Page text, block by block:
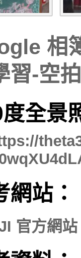
相
習-空
全景
網站：
官方網